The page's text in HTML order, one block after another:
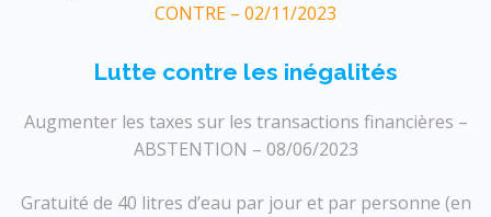
CONTRE – 02/11/2023
Lutte contre les inégalités
Augmenter les taxes sur les transactions financières –
ABSTENTION – 08/06/2023
Gratuité de 40 litres d’eau par jour et par personne (en